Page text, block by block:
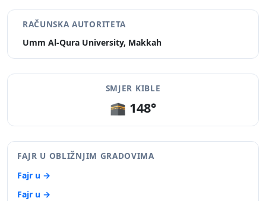
RAČUNSKA AUTORITETA
Umm Al-Qura University, Makkah
SMJER KIBLE
🕋 148°
FAJR U OBLIŽNJIM GRADOVIMA
Fajr u →
Fajr u →